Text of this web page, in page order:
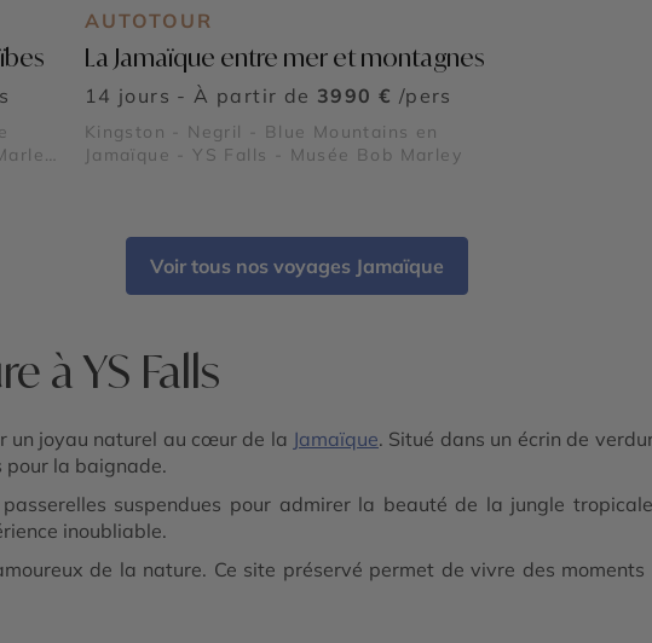
AUTOTOUR
La Jamaïque entre mer et montagnes
14 jours - À partir de 3990 € /pers
Kingston - Negril - Blue Mountains en
Jamaïque - YS Falls - Musée Bob Marley
Voir tous nos voyages Jamaïque
à YS Falls
un joyau naturel au cœur de la Jamaïque. Situé dans un écrin de
pour la baignade.
suspendues pour admirer la beauté de la jungle
inoubliable.
de la nature. Ce site préservé permet de vivre des